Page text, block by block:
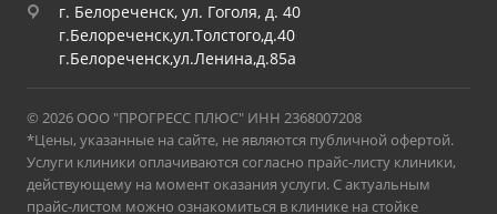
г. Белореченск, ул. Гоголя, д. 40
г.Белореченск,ул.Толстого,д.40
г.Белореченск,ул.Ленина,д.85а
© 2026 ООО "ПРОГРЕСС ПЛЮС" ИНН 2368007208
*Цены, указанные на сайте, не являются публичной офертой.
Услуги клиники оплачиваются согласно прайс-листу клиники,
действующему на момент оказания услуги. С актуальным
прайс-листом можно ознакомиться в клинике на стойке